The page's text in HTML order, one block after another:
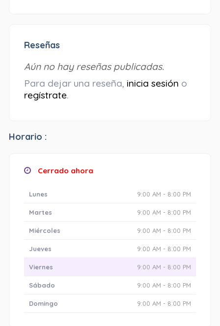
Reseñas
Aún no hay reseñas publicadas.
Para dejar una reseña, inicia sesión o
regístrate.
Horario :
Cerrado ahora
Lunes 9:00 AM - 8:00 PM
Martes 9:00 AM - 8:00 PM
Miércoles 9:00 AM - 8:00 PM
Jueves 9:00 AM - 8:00 PM
Viernes 9:00 AM - 8:00 PM
Sábado 9:00 AM - 8:00 PM
Domingo 9:00 AM - 8:00 PM